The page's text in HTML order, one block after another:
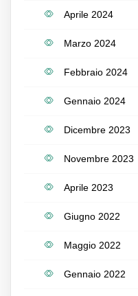
Aprile 2024
Marzo 2024
Febbraio 2024
Gennaio 2024
Dicembre 2023
Novembre 2023
Aprile 2023
Giugno 2022
Maggio 2022
Gennaio 2022